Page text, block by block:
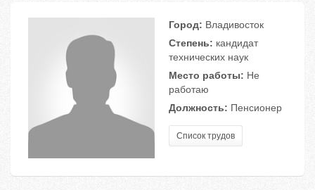
Город: Владивосток
Степень: кандидат
технических наук
Место работы: Не
работаю
Должность: Пенсионер
Список трудов